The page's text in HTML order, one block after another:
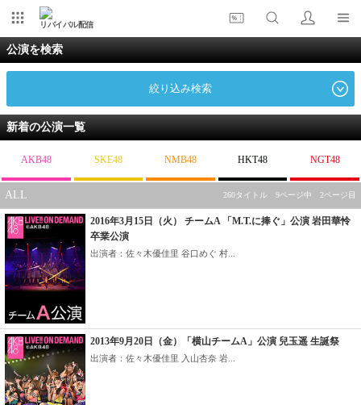
リバイバル配信
公演を検索
絞り込み検索
新着の公演一覧
AKB48 SKE48 NMB48 HKT48 NGT48
ALL 260タイトル 9ページ中 2ページ目
2016年3月15日（火） チームA 「M.T.に捧ぐ」公演 岩田華怜
卒業公演
出演者：佐々木優佳里 谷口めぐ 村...
2013年9月20日（金）「横山チームA」公演 兒玉遥 生誕祭
出演者：佐々木優佳里 入山杏奈 岩...